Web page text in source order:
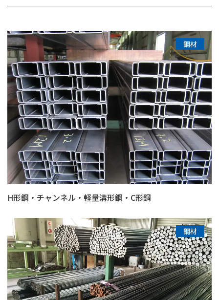
鋼材
H形鋼・チャンネル・軽量溝形鋼・C形鋼
鋼材